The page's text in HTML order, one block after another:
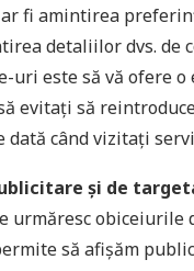
fi amintirea
detaliilor dvs. de
uri este să vă ofere
evitați să
dată când vizitați
și de
urmăresc obiceiurile
să afișăm